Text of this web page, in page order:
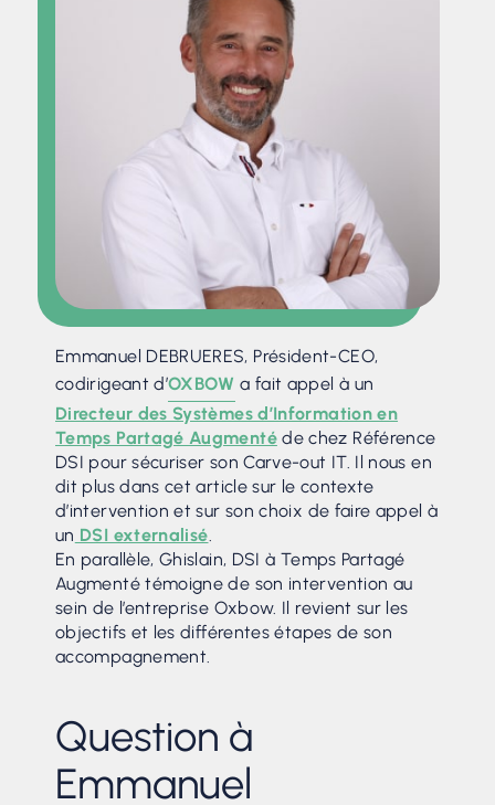
Emmanuel DEBRUERES, Président-CEO,
codirigeant d’OXBOW a fait appel à un
Directeur des Systèmes d’Information en
Temps Partagé Augmentéde chez Référence
DSI pour sécuriser son Carve-out IT. Il nous en
dit plus dans cet article sur le contexte
d’intervention et sur son choix de faire appel à
un DSI externalisé
En parallèle, Ghislain, DSI à Temps Partagé
Augmenté témoigne de son intervention au
sein de l’entreprise Oxbow. Il revient sur les
objectifs et les différentes étapes de son
accompagnement.
Question à
Emmanuel